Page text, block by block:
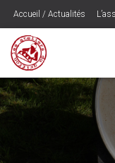
Accueil / Actualités